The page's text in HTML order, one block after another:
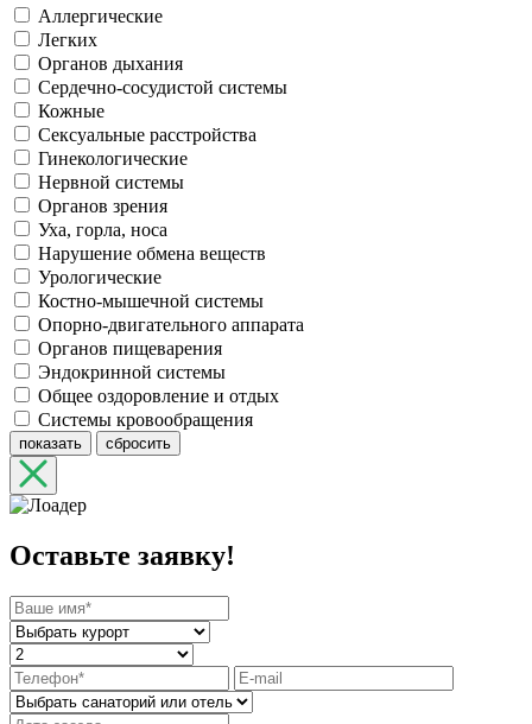
Аллергические
Легких
Органов дыхания
Сердечно-сосудистой системы
Кожные
Сексуальные расстройства
Гинекологические
Нервной системы
Органов зрения
Уха, горла, носа
Нарушение обмена веществ
Урологические
Костно-мышечной системы
Опорно-двигательного аппарата
Органов пищеварения
Эндокринной системы
Общее оздоровление и отдых
Системы кровообращения
показать сбросить
Оставьте заявку!